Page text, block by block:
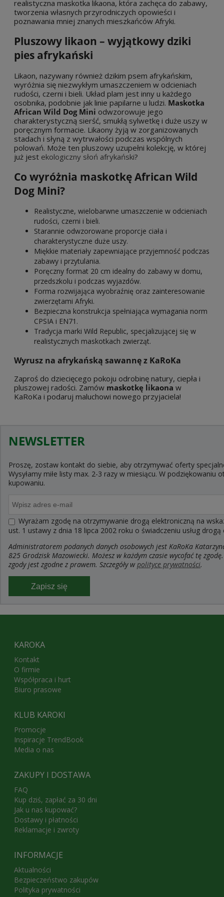
realistyczna maskotka likaona, która zachęca do zabawy,
tworzenia własnych przyrodniczych opowieści i
poznawania mniej znanych mieszkańców Afryki.
Pluszowy likaon – wyjątkowy dziki
pies afrykański
Likaon, nazywany również dzikim psem afrykańskim,
wyróżnia się niezwykłym umaszczeniem w odcieniach
rudości, czerni i bieli. Układ plam jest inny u każdego
osobnika, podobnie jak linie papilarne u ludzi. Maskotka
African Wild Dog Mini odwzorowuje jego
charakterystyczną sierść, smukłą sylwetkę i duże uszy w
poręcznym formacie. Likaony żyją w zorganizowanych
stadach i słyną z wytrwałości podczas wspólnych
polowań. Może ten pluszowy uzupełni kolekcję, w której
już jest ekologiczny słoń afrykański?
Co wyróżnia maskotkę African Wild
Dog Mini?
Realistyczne, wielobarwne umaszczenie w odcieniach
rudości, czerni i bieli.
Starannie odwzorowane proporcje ciała i
charakterystyczne duże uszy.
Miękkie materiały zapewniające przyjemność podczas
zabawy i przytulania.
Poręczny format 20 cm idealny do zabawy w domu,
przedszkolu i podczas wyjazdów.
Forma rozwijająca wyobraźnię oraz zainteresowanie
zwierzętami Afryki.
Bezpieczna konstrukcja spełniająca wymagania norm
CPSIA i EN71.
Tradycja marki Wild Republic, specjalizującej się w
realistycznych maskotkach zwierząt.
Wyrusz na afrykańską sawannę z KaRoKa
Zaproś do dziecięcego pokoju odrobinę natury, ciepła i
pluszowej radości. Zamów maskotkę likaona w
KaRoKa i podaruj maluchowi nowego przyjaciela!
NEWSLETTER
Proszę, zostaw kontakt do siebie, aby otrzymywać oferty
Wysyłamy miłe listy max. 2-3 razy w miesiącu. W
kupowaniu.
Wyrażam zgodę na otrzymywanie drogą elektroniczną na
ust. 1 ustawy z dnia 18 lipca 2002 roku o świadczeniu usług
Administratorem podanych danych osobowych jest KaRoKa
825 Grodzisk Mazowiecki. Możesz w każdym czasie wycofać tę
zgody jest zgodne z prawem. Szczegóły wpolityce prywatności.
Zapisz się
KAROKA
Kontakt
O firmie
Współpraca i hurt
Biuro prasowe
KLUB KAROKI
Promocje
Inspiracje TrendBook
Media o nas
ZAKUPY I DOSTAWA
FAQ
Kup dziś, zapłać za 30 dni
Jak u nas kupować?
Dostawy i płatności
Reklamacje i zwroty
INFORMACJE
Aktualności
Bezpieczeństwo zakupów
Polityka prywatności